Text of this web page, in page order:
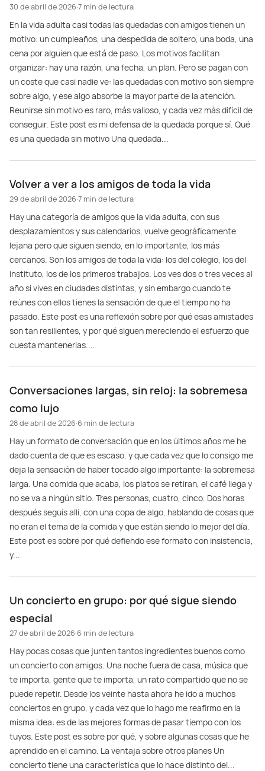
30 de abril de 2026·7 min de lectura
En la vida adulta casi todas las quedadas con amigos tienen un
motivo: un cumpleaños, una despedida de soltero, una boda, una
cena por alguien que está de paso. Los motivos facilitan
organizar: hay una razón, una fecha, un plan. Pero se pagan con
un coste que casi nadie ve: las quedadas con motivo son siempre
sobre algo, y ese algo absorbe la mayor parte de la atención.
Reunirse sin motivo es raro, más valioso, y cada vez más difícil de
conseguir. Este post es mi defensa de la quedada porque sí. Qué
es una quedada sin motivo Una quedada...
Volver a ver a los amigos de toda la vida
29 de abril de 2026·7 min de lectura
Hay una categoría de amigos que la vida adulta, con sus
desplazamientos y sus calendarios, vuelve geográficamente
lejana pero que siguen siendo, en lo importante, los más
cercanos. Son los amigos de toda la vida: los del colegio, los del
instituto, los de los primeros trabajos. Los ves dos o tres veces al
año si vives en ciudades distintas, y sin embargo cuando te
reúnes con ellos tienes la sensación de que el tiempo no ha
pasado. Este post es una reflexión sobre por qué esas amistades
son tan resilientes, y por qué siguen mereciendo el esfuerzo que
cuesta mantenerlas....
Conversaciones largas, sin reloj: la sobremesa
como lujo
28 de abril de 2026·6 min de lectura
Hay un formato de conversación que en los últimos años me he
dado cuenta de que es escaso, y que cada vez que lo consigo me
deja la sensación de haber tocado algo importante: la sobremesa
larga. Una comida que acaba, los platos se retiran, el café llega y
no se va a ningún sitio. Tres personas, cuatro, cinco. Dos horas
después seguís allí, con una copa de algo, hablando de cosas que
no eran el tema de la comida y que están siendo lo mejor del día.
Este post es sobre por qué defiendo ese formato con insistencia,
y...
Un concierto en grupo: por qué sigue siendo
especial
27 de abril de 2026·6 min de lectura
Hay pocas cosas que junten tantos ingredientes buenos como
un concierto con amigos. Una noche fuera de casa, música que
te importa, gente que te importa, un rato compartido que no se
puede repetir. Desde los veinte hasta ahora he ido a muchos
conciertos en grupo, y cada vez que lo hago me reafirmo en la
misma idea: es de las mejores formas de pasar tiempo con los
tuyos. Este post es sobre por qué, y sobre algunas cosas que he
aprendido en el camino. La ventaja sobre otros planes Un
concierto tiene una característica que lo hace distinto del...